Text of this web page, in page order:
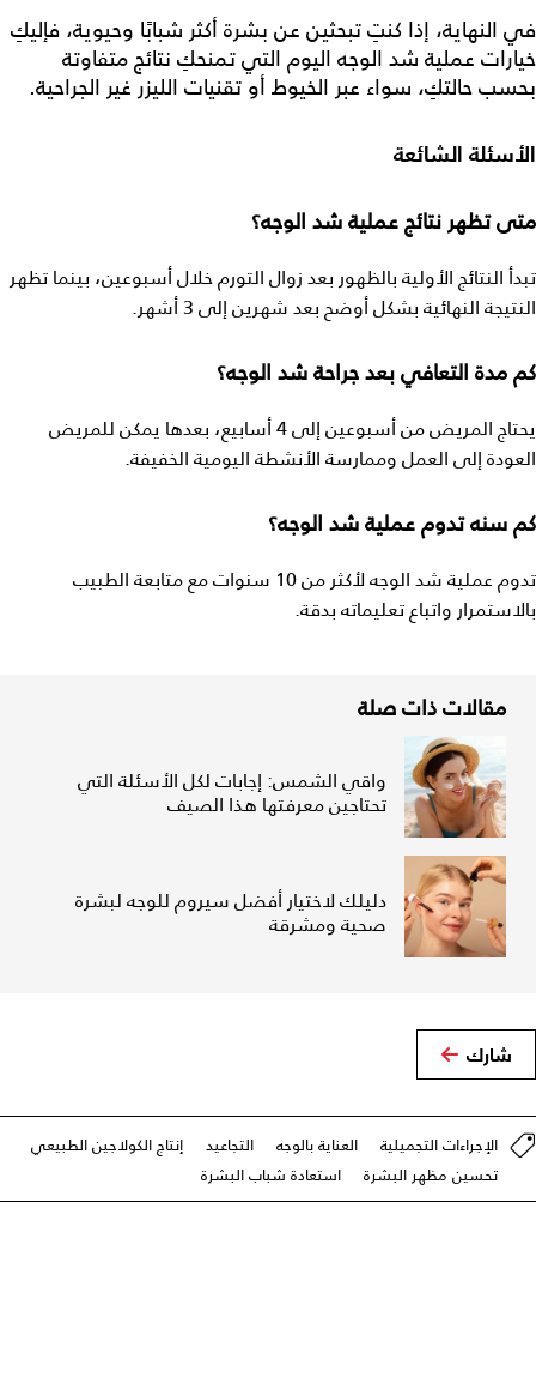
في النهاية، إذا كنتِ تبحثين عن بشرة أكثر شبابًا وحيوية، فإليكِ
خيارات عملية شد الوجه اليوم التي تمنحكِ نتائج متفاوتة
بحسب حالتكِ، سواء عبر الخيوط أو تقنيات الليزر غير الجراحية.
الأسئلة الشائعة
متى تظهر نتائج عملية شد الوجه؟
تبدأ النتائج الأولية بالظهور بعد زوال التورم خلال أسبوعين، بينما تظهر
النتيجة النهائية بشكل أوضح بعد شهرين إلى 3 أشهر.
كم مدة التعافي بعد جراحة شد الوجه؟
يحتاج المريض من أسبوعين إلى 4 أسابيع، بعدها يمكن للمريض
العودة إلى العمل وممارسة الأنشطة اليومية الخفيفة.
كم سنه تدوم عملية شد الوجه؟
تدوم عملية شد الوجه لأكثر من 10 سنوات مع متابعة الطبيب
بالاستمرار واتباع تعليماته بدقة.
مقالات ذات صلة
واقي الشمس: إجابات لكل الأسئلة التي
تحتاجين معرفتها هذا الصيف
دليلك لاختيار أفضل سيروم للوجه لبشرة
صحية ومشرقة
شارك
الإجراءات التجميلية العناية بالوجه التجاعيد
إنتاج الكولاجين الطبيعي
تحسين مظهر البشرة
استعادة شباب البشرة